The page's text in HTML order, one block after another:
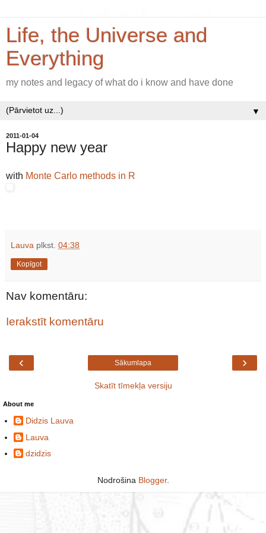
Life, the Universe and
Everything
my notes and legacy of what do i know and have done
▼
2011-01-04
Happy new year
with Monte Carlo methods in R
Lauva plkst. 04:38
Kopīgot
Nav komentāru:
Ierakstīt komentāru
‹ ›
Sākumlapa
Skatīt tīmekļa versiju
About me
Didzis Lauva
Lauva
dzidzis
Nodrošina Blogger.